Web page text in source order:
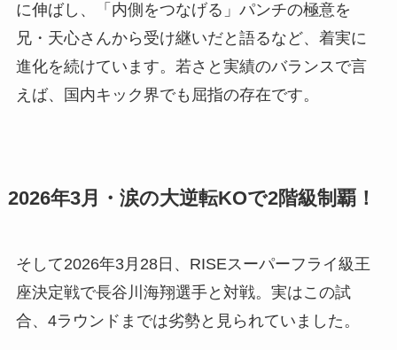
に伸ばし、「内側をつなげる」パンチの極意を
兄・天心さんから受け継いだと語るなど、着実に
進化を続けています。若さと実績のバランスで言
えば、国内キック界でも屈指の存在です。
2026年3月・涙の大逆転KOで2階級制覇！
そして2026年3月28日、RISEスーパーフライ級王
座決定戦で長谷川海翔選手と対戦。実はこの試
合、4ラウンドまでは劣勢と見られていました。